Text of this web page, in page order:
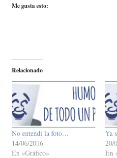
Me gusta esto:
Relacionado
No entendí la foto…
14/06/2016
En «Gráfico»
Ya
20/
En